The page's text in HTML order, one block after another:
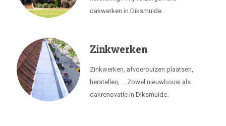
dakwerken in Diksmuide.
Zinkwerken
Zinkwerken, afvoerbuizen plaatsen,
herstellen, ... Zowel nieuwbouw als
dakrenovatie in Diksmuide.